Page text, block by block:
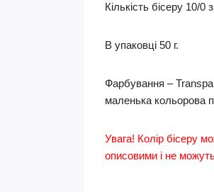
Кількість бісеру 10/
В упаковці 50 г.
Фарбування –
маленька кольорова
Увага! Колір бісеру
описовими і не